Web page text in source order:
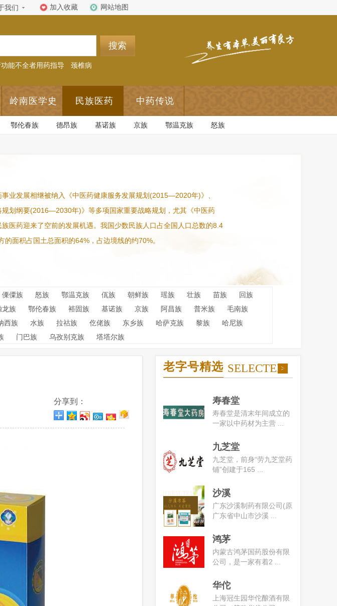
我们 加入收藏 网站地图
搜索
能不全者用药指导 颈椎病
岭南医学史 民族医药 中药传说
鄂伦春族 德昂族 基诺族 京族 鄂温克族 怒族
业发展相继被纳入《中医药健康服务发展规划(2015—2020年)》、
规划纲要(2016—2030年)》等多项国家重要战略规划，尤其《中医药
医药迎来了空前的发展机遇。我国少数民族人口占全国人口总数的8.4
的面积占国土总面积的64%，占边境线的约70%。
傈僳族 怒族 鄂温克族 佤族 朝鲜族 瑶族 壮族 苗族
回族
龙族 鄂伦春族 裕固族 基诺族 京族 阿昌族 普米族
毛南族
西族 水族 拉祜族 仡佬族 东乡族 哈萨克族 黎族
哈尼族
门巴族 乌孜别克族 塔塔尔族
分享到：
老字号精选 SELECTED
>
寿春堂
寿春堂是清末年间成立的
一家以中药材为主营 ...
九芝堂
九芝堂，前身“劳九芝堂药
铺”创建于165 ...
沙溪
广东沙溪制药有限公司(原
广东省中山市沙溪 ...
鸿茅
内蒙古鸿茅国药股份有限
公司，是一家有着2 ...
华佗
上海冠生园华佗酿酒有限